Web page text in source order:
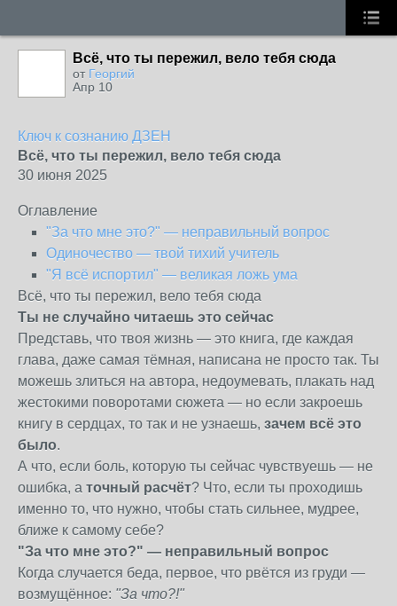
Всё, что ты пережил, вело тебя сюда
от Георгий
Апр 10
Ключ к сознанию ДЗЕН
Всё, что ты пережил, вело тебя сюда
30 июня 2025
Оглавление
"За что мне это?" — неправильный вопрос
Одиночество — твой тихий учитель
"Я всё испортил" — великая ложь ума
Всё, что ты пережил, вело тебя сюда
Ты не случайно читаешь это сейчас
Представь, что твоя жизнь — это книга, где каждая
глава, даже самая тёмная, написана не просто так. Ты
можешь злиться на автора, недоумевать, плакать над
жестокими поворотами сюжета — но если закроешь
книгу в сердцах, то так и не узнаешь, зачем всё это
было.
А что, если боль, которую ты сейчас чувствуешь — не
ошибка, а точный расчёт? Что, если ты проходишь
именно то, что нужно, чтобы стать сильнее, мудрее,
ближе к самому себе?
"За что мне это?" — неправильный вопрос
Когда случается беда, первое, что рвётся из груди —
возмущённое: "За что?!"